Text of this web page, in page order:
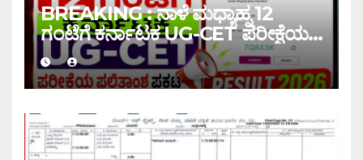
BREAKING : ನಾಳೆ ಮಧ್ಯಾಹ್ನ 12
ಗಂಟೆಗೆ ಕರ್ನಾಟಕ UG-CET ಪರೀಕ್ಷೆಯ
ಫಲಿತಾಂಶ ಪ್ರಕಟ |UG-CET Result
2026